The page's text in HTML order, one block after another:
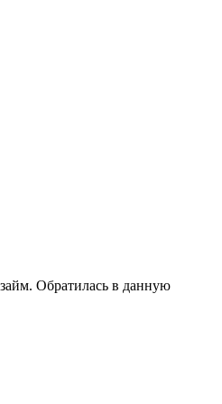
Обратилась в данную